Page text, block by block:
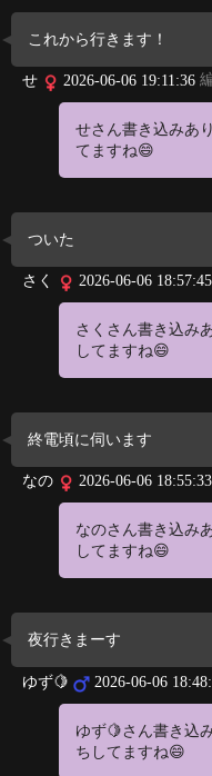
これから行きます！
せ 2026-06-06 19:11:36
せさん書き込みあ
てますね😄
ついた
さく 2026-06-06 18:57:45
さくさん書き込み
してますね😄
終電頃に伺います
なの 2026-06-06 18:55:33
なのさん書き込み
してますね😄
夜行きまーす
ゆず🍋 2026-06-06
ゆず🍋さん書き込
ちしてますね😄